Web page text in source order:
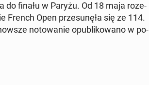
finału w Paryżu. Od 18 maja ro­ze­
French Open prze­su­nę­ła się ze 114.
no­to­wa­nie opu­bli­ko­wa­no w po­